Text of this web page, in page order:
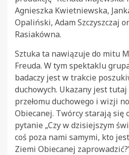
Agnieszka Kwietniewska,
Opaliński, Adam Szczyszczaj
Rasiakówna.
Sztuka ta nawiązuje do mitu
Freuda. W tym spektaklu
badaczy jest w trakcie
duchowych. Ukazany jest
przełomu duchowego i wizji
Obiecanej. Twórcy starają się
pytanie „Czy w dzisiejszym
coś poza nami samymi, kto
Ziemi Obiecanej